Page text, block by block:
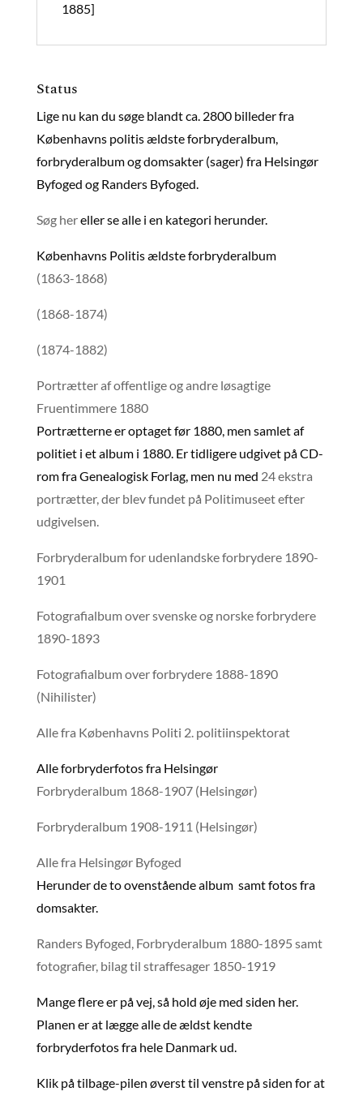
1885]
Status
Lige nu kan du søge blandt ca. 2800 billeder fra
Københavns politis ældste forbryderalbum,
forbryderalbum og domsakter (sager) fra Helsingør
Byfoged og Randers Byfoged.
Søg hereller se alle i en kategori herunder.
Københavns Politis ældste forbryderalbum
(1863-1868)
(1868-1874)
(1874-1882)
Portrætter af offentlige og andre løsagtige
Fruentimmere 1880
Portrætterne er optaget før 1880, men samlet af
politiet i et album i 1880. Er tidligere udgivet på CD-
rom fra Genealogisk Forlag, men nu med 24 ekstra
portrætter, der blev fundet på Politimuseet efter
udgivelsen.
Forbryderalbum for udenlandske forbrydere 1890-
1901
Fotografialbum over svenske og norske forbrydere
1890-1893
Fotografialbum over forbrydere 1888-1890
(Nihilister)
Alle fra Københavns Politi 2. politiinspektorat
Alle forbryderfotos fra Helsingør
Forbryderalbum 1868-1907 (Helsingør)
Forbryderalbum 1908-1911 (Helsingør)
Alle fra Helsingør Byfoged
Herunder de to ovenstående album samt fotos fra
domsakter.
Randers Byfoged, Forbryderalbum 1880-1895 samt
fotografier, bilag til straffesager 1850-1919
Mange flere er på vej, så hold øje med siden her.
Planen er at lægge alle de ældst kendte
forbryderfotos fra hele Danmark ud.
Klik på tilbage-pilen øverst til venstre på siden for at